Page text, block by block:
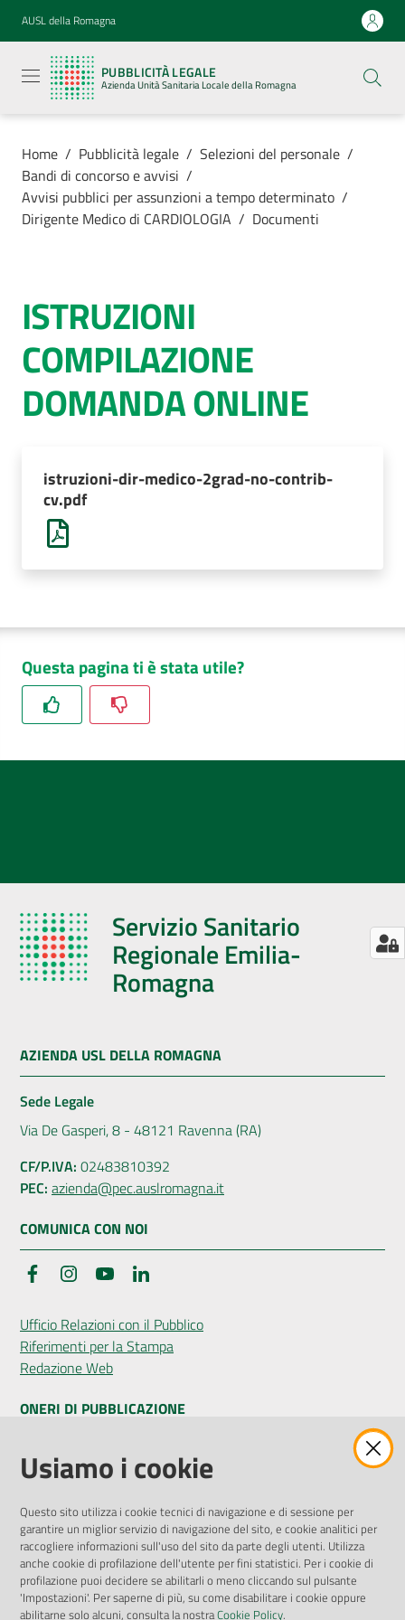
Vai al contenuto
Vai alla navigazione
Vai al footer
AUSL della Romagna
PUBBLICITÀ LEGALE
Azienda Unità Sanitaria Locale della Romagna
legale
Azienda
Unità
Locale della
Servizi
Luoghi di
cura
Home / Pubblicità legale / Selezioni del personale /
Bandi di concorso e avvisi /
Avvisi pubblici per assunzioni a tempo determinato /
Dirigente Medico di CARDIOLOGIA / Documenti
ISTRUZIONI
COMPILAZIONE
DOMANDA ONLINE
istruzioni-dir-medico-2grad-no-contrib-
cv.pdf
Questa pagina ti è stata utile?
Servizio Sanitario
Regionale Emilia-
Romagna
AZIENDA USL DELLA ROMAGNA
Sede Legale
Via De Gasperi, 8 - 48121 Ravenna (RA)
CF/P.IVA: 02483810392
PEC: azienda@pec.auslromagna.it
COMUNICA CON NOI
FacebookInstagramYouTube
Ufficio Relazioni con il Pubblico
Riferimenti per la Stampa
Redazione Web
ONERI DI PUBBLICAZIONE
Amministrazione Trasparente
Pubblicità legale
Privacy Policy
Attuazione Misure PNRR
Liste di Attesa
ENTI, IMPRESE E PARTNER
Usiamo i cookie
Questo sito utilizza i cookie tecnici di navigazione e di sessione per
garantire un miglior servizio di navigazione del sito, e cookie analitici per
raccogliere informazioni sull'uso del sito da parte degli utenti. Utilizza
anche cookie di profilazione dell'utente per fini statistici. Per i cookie di
profilazione puoi decidere se abilitarli o meno cliccando sul pulsante
'Impostazioni'. Per saperne di più, su come disabilitare i cookie oppure
abilitarne solo alcuni, consulta la nostraCookie Policy.